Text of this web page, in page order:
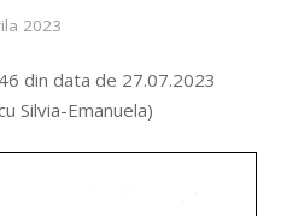
2023
din data de 27.07.2023
Silvia-Emanuela)